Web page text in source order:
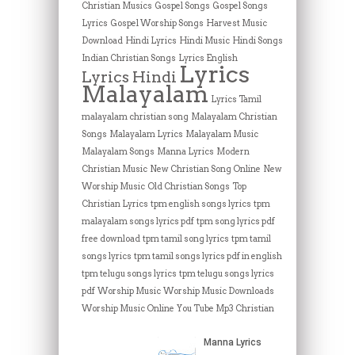
Christian Musics Gospel Songs Gospel Songs
Lyrics Gospel Worship Songs Harvest Music
Download Hindi Lyrics Hindi Music Hindi Songs
Indian Christian Songs Lyrics English
Lyrics Hindi Lyrics
Malayalam Lyrics Tamil
malayalam christian song Malayalam Christian
Songs Malayalam Lyrics Malayalam Music
Malayalam Songs Manna Lyrics Modern
Christian Music New Christian Song Online New
Worship Music Old Christian Songs Top
Christian Lyrics tpm english songs lyrics tpm
malayalam songs lyrics pdf tpm song lyrics pdf
free download tpm tamil song lyrics tpm tamil
songs lyrics tpm tamil songs lyrics pdf in english
tpm telugu songs lyrics tpm telugu songs lyrics
pdf Worship Music Worship Music Downloads
Worship Music Online You Tube Mp3 Christian